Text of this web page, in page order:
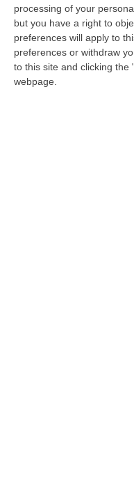
processing of your
but you have a right to
preferences will apply to
preferences or withdraw
to this site and clicking the
webpage.